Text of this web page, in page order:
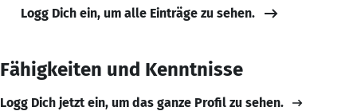
Logg Dich ein, um alle Einträge zu sehen.
Fähigkeiten und Kenntnisse
Logg Dich jetzt ein, um das ganze Profil zu sehen.